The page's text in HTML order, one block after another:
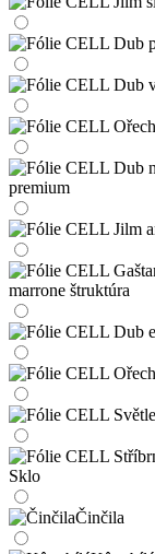
premium
marrone štruktúra
Sklo
Činčila